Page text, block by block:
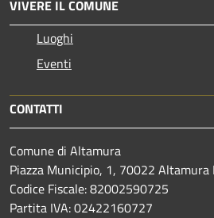
VIVERE IL COMUNE
Luoghi
Eventi
CONTATTI
Comune di Altamura
Piazza Municipio, 1, 70022 Altamura
Codice Fiscale: 82002590725
Partita IVA: 02422160727